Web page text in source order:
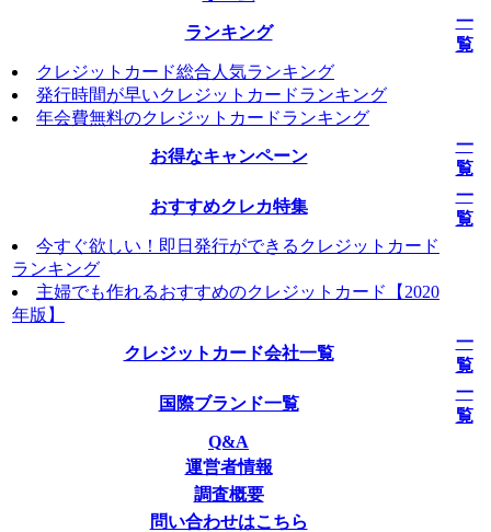
ランキング
一
覧
クレジットカード総合人気ランキング
発行時間が早いクレジットカードランキング
年会費無料のクレジットカードランキング
お得なキャンペーン
一
覧
おすすめクレカ特集
一
覧
今すぐ欲しい！即日発行ができるクレジットカード
ランキング
主婦でも作れるおすすめのクレジットカード【2020
年版】
クレジットカード会社一覧
一
覧
国際ブランド一覧
一
覧
Q&A
運営者情報
調査概要
問い合わせはこちら